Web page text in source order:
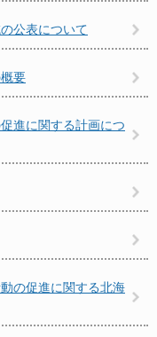
公表について
要
進に関する計画につ
の促進に関する北海